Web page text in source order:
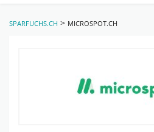
SPARFUCHS.CH > MICROSPOT.CH